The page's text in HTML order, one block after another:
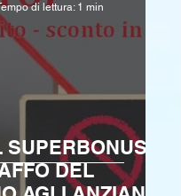
DEL
di lettura: 1 min